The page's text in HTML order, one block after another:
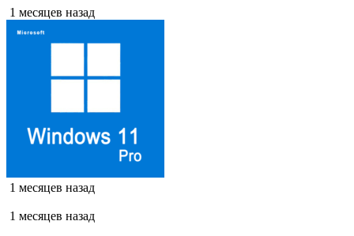
1 месяцев назад
1 месяцев назад
1 месяцев назад